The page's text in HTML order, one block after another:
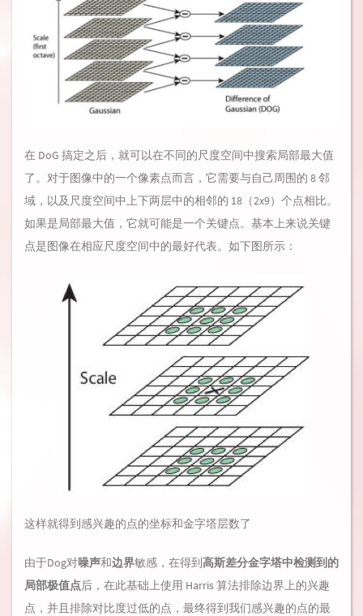
在 DoG 搞定之后，就可以在不同的尺度空间中搜索局部最大值
了。对于图像中的一个像素点而言，它需要与自己周围的 8 邻
域，以及尺度空间中上下两层中的相邻的 18（2x9）个点相比。
如果是局部最大值，它就可能是一个关键点。基本上来说关键
点是图像在相应尺度空间中的最好代表。如下图所示：
这样就得到感兴趣的点的坐标和金字塔层数了
由于Dog对噪声和边界敏感，在得到高斯差分金字塔中检测到的
局部极值点后，在此基础上使用 Harris 算法排除边界上的兴趣
点，并且排除对比度过低的点，最终得到我们感兴趣的点的最